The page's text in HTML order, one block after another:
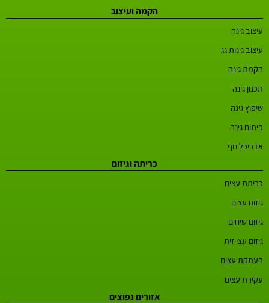
הקמה ועיצוב
עיצוב גינה
עיצוב גינות גג
הקמת גינה
תכנון גינה
שיפוץ גינה
פיתוח גינה
אדריכל נוף
כריתה וגיזום
כריתת עצים
גיזום עצים
גיזום שיחים
גיזום עצי זית
העתקת עצים
עקירת עצים
אזורים נפוצים